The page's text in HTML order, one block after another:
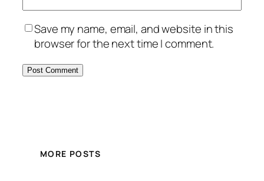
Save my name, email, and website in this
browser for the next time I comment.
MORE POSTS